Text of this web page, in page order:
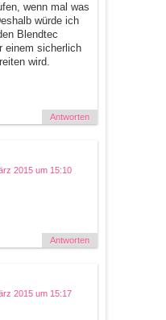
wenn mal was
würde ich
Blendtec
einem sicherlich
wird.
Antworten
2015 um 15:10
Antworten
2015 um 15:17